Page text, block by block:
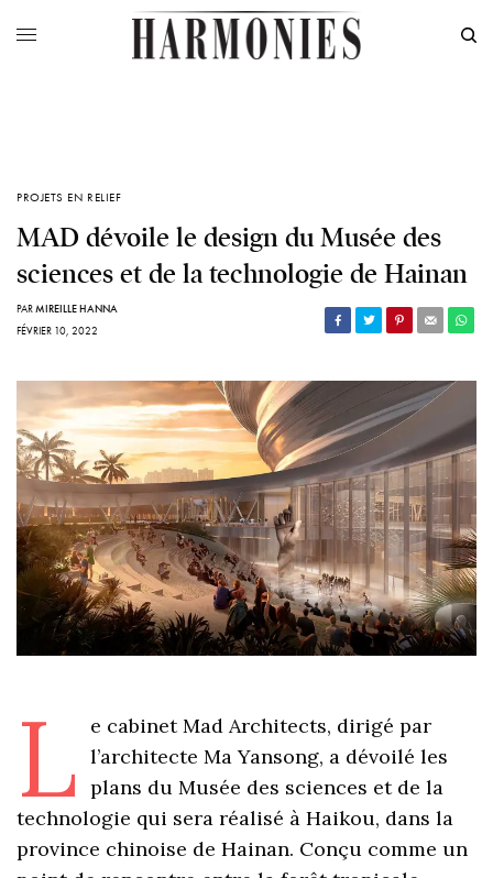
PROJETS EN RELIEF
MAD dévoile le design du Musée des
sciences et de la technologie de Hainan
PARMIREILLE HANNA
FÉVRIER 10, 2022
L
e cabinet Mad Architects, dirigé par
l’architecte Ma Yansong, a dévoilé les
plans du Musée des sciences et de la
technologie qui sera réalisé à Haikou, dans la
province chinoise de Hainan. Conçu comme un